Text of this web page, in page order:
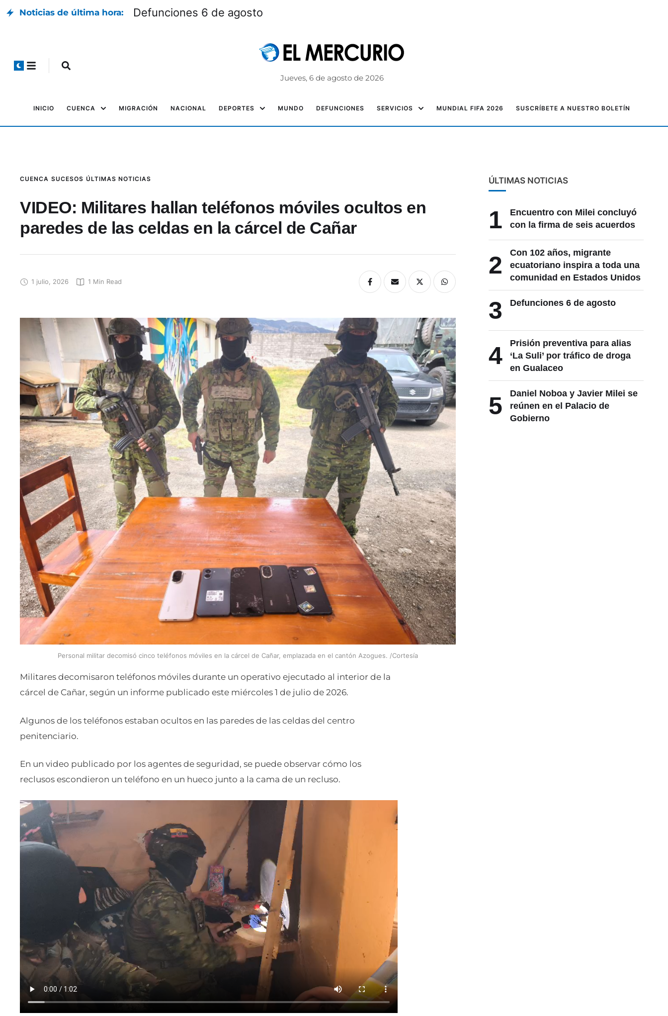
Noticias de última hora: Defunciones 6 de agosto
Jueves, 6 de agosto de 2026
INICIO CUENCA MIGRACIÓN NACIONAL DEPORTES MUNDO DEFUNCIONES SERVICIOS MUNDIAL FIFA 2026 SUSCRÍBETE A NUESTRO BOLETÍN
CUENCA SUCESOS ÚLTIMAS NOTICIAS
VIDEO: Militares hallan teléfonos móviles ocultos en
paredes de las celdas en la cárcel de Cañar
1 julio, 2026 1 Min Read
Personal militar decomisó cinco teléfonos móviles en la cárcel de Cañar, emplazada en el cantón Azogues. /Cortesía
Militares decomisaron teléfonos móviles durante un operativo ejecutado al interior de la
cárcel de Cañar, según un informe publicado este miércoles 1 de julio de 2026.
Algunos de los teléfonos estaban ocultos en las paredes de las celdas del centro
penitenciario.
En un video publicado por los agentes de seguridad, se puede observar cómo los
reclusos escondieron un teléfono en un hueco junto a la cama de un recluso.
ÚLTIMAS NOTICIAS
1
Encuentro con Milei concluyó
con la firma de seis acuerdos
2
Con 102 años, migrante
ecuatoriano inspira a toda una
comunidad en Estados Unidos
3 Defunciones 6 de agosto
4
Prisión preventiva para alias
‘La Suli’ por tráfico de droga
en Gualaceo
5
Daniel Noboa y Javier Milei se
reúnen en el Palacio de
Gobierno